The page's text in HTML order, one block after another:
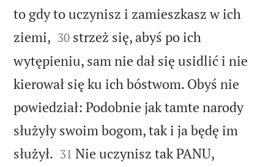
to gdy to uczynisz i zamieszkasz w ich
ziemi, 

30 strzeż się, abyś po ich
wytępieniu, sam nie dał się usidlić i nie
kierował się ku ich bóstwom. Obyś nie
powiedział: Podobnie jak tamte narody
służyły swoim bogom, tak i ja będę im
służył. 

31 Nie uczynisz tak PANU,